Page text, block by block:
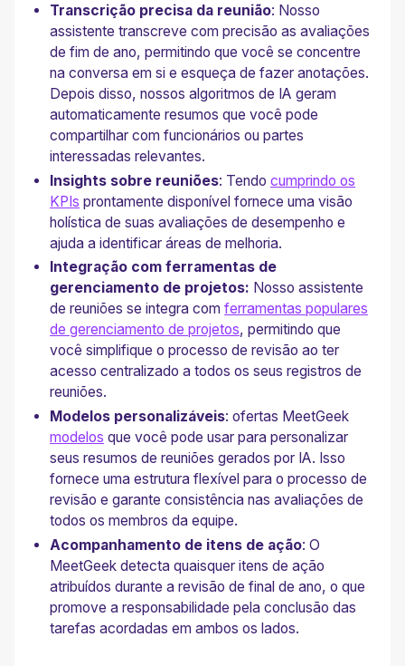
Transcrição precisa da reunião: Nosso
assistente transcreve com precisão as avaliações
de fim de ano, permitindo que você se concentre
na conversa em si e esqueça de fazer anotações.
Depois disso, nossos algoritmos de IA geram
automaticamente resumos que você pode
compartilhar com funcionários ou partes
interessadas relevantes.
Insights sobre reuniões: Tendocumprindo os
KPIs prontamente disponível fornece uma visão
holística de suas avaliações de desempenho e
ajuda a identificar áreas de melhoria.
Integração com ferramentas de
gerenciamento de projetos: Nosso assistente
de reuniões se integra comferramentas populares
de gerenciamento de projetos, permitindo que
você simplifique o processo de revisão ao ter
acesso centralizado a todos os seus registros de
reuniões.
Modelos personalizáveis: ofertas MeetGeek
modelos que você pode usar para personalizar
seus resumos de reuniões gerados por IA. Isso
fornece uma estrutura flexível para o processo de
revisão e garante consistência nas avaliações de
todos os membros da equipe.
Acompanhamento de itens de ação: O
MeetGeek detecta quaisquer itens de ação
atribuídos durante a revisão de final de ano, o que
promove a responsabilidade pela conclusão das
tarefas acordadas em ambos os lados.